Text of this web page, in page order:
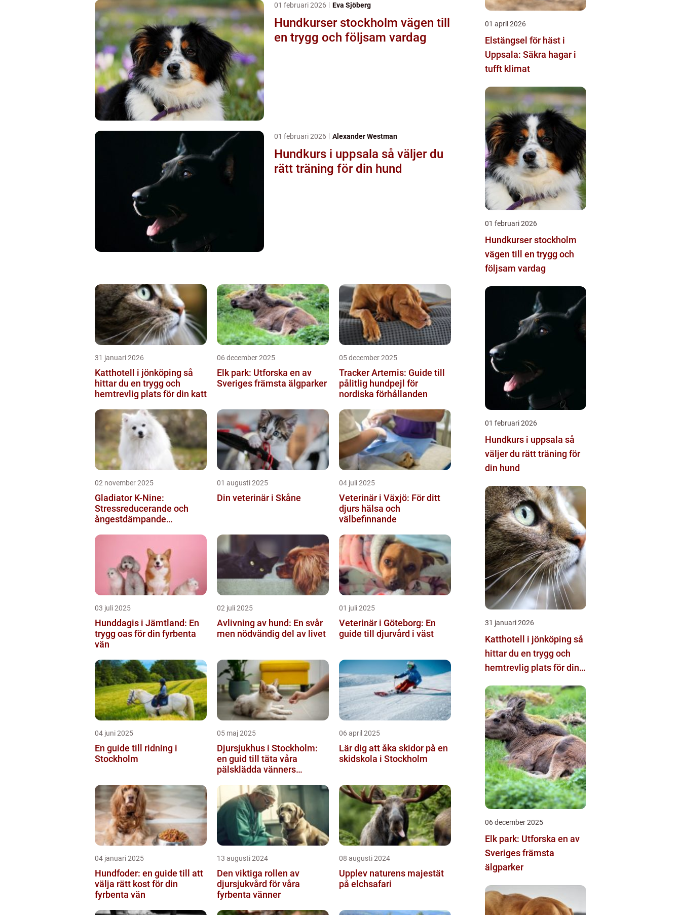
01 februari 2026 Eva Sjöberg
Hundkurser stockholm vägen till
en trygg och följsam vardag
01 februari 2026 Alexander Westman
Hundkurs i uppsala så väljer du
rätt träning för din hund
31 januari 2026
Katthotell i jönköping så
hittar du en trygg och
hemtrevlig plats för din katt
06 december 2025
Elk park: Utforska en av
Sveriges främsta älgparker
05 december 2025
Tracker Artemis: Guide till
pålitlig hundpejl för
nordiska förhållanden
02 november 2025
Gladiator K-Nine:
Stressreducerande och
ångestdämpande
01 augusti 2025
Din veterinär i Skåne
04 juli 2025
Veterinär i Växjö: För ditt
djurs hälsa och
välbefinnande
03 juli 2025
Hunddagis i Jämtland: En
trygg oas för din fyrbenta
vän
02 juli 2025
Avlivning av hund: En svår
men nödvändig del av livet
01 juli 2025
Veterinär i Göteborg: En
guide till djurvård i väst
04 juni 2025
En guide till ridning i
Stockholm
05 maj 2025
Djursjukhus i Stockholm:
en guid till täta våra
pälsklädda vänners
06 april 2025
Lär dig att åka skidor på en
skidskola i Stockholm
04 januari 2025
Hundfoder: en guide till att
välja rätt kost för din
fyrbenta vän
13 augusti 2024
Den viktiga rollen av
djursjukvård för våra
fyrbenta vänner
08 augusti 2024
Upplev naturens majestät
på elchsafari
01 april 2026
Elstängsel för häst i
Uppsala: Säkra hagar i
tufft klimat
01 februari 2026
Hundkurser stockholm
vägen till en trygg och
följsam vardag
01 februari 2026
Hundkurs i uppsala så
väljer du rätt träning för
din hund
31 januari 2026
Katthotell i jönköping så
hittar du en trygg och
hemtrevlig plats för din
06 december 2025
Elk park: Utforska en av
Sveriges främsta
älgparker